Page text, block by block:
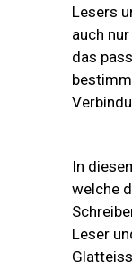
Lesers
auch
das
In
welche
Leser